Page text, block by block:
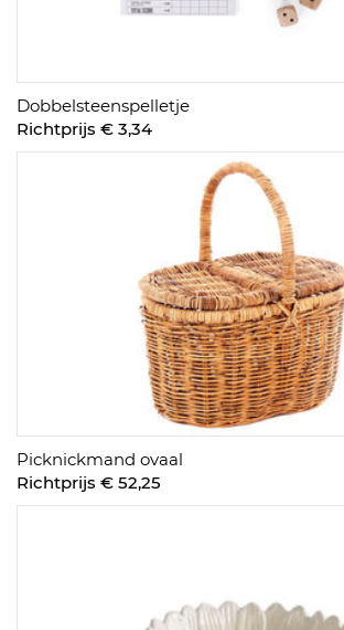
Dobbelsteenspelletje
Richtprijs € 3,34
Picknickmand ovaal
Richtprijs € 52,25